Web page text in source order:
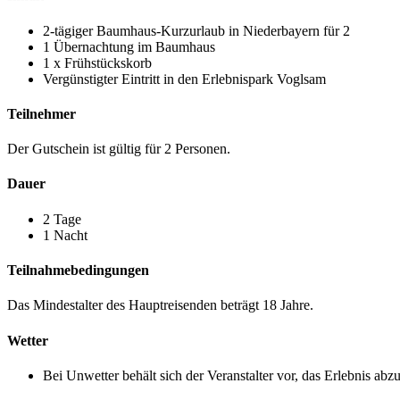
2-tägiger Baumhaus-Kurzurlaub in Niederbayern für 2
1 Übernachtung im Baumhaus
1 x Frühstückskorb
Vergünstigter Eintritt in den Erlebnispark Voglsam
Teilnehmer
Der Gutschein ist gültig für 2 Personen.
Dauer
2 Tage
1 Nacht
Teilnahmebedingungen
Das Mindestalter des Hauptreisenden beträgt 18 Jahre.
Wetter
Bei Unwetter behält sich der Veranstalter vor, das Erlebnis